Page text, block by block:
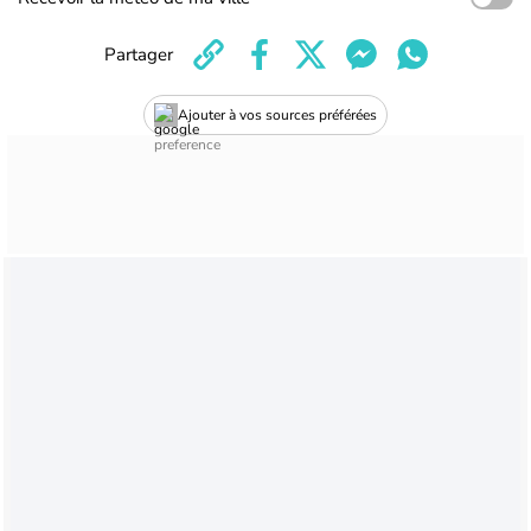
Ajouter à vos sources préférées
Partager